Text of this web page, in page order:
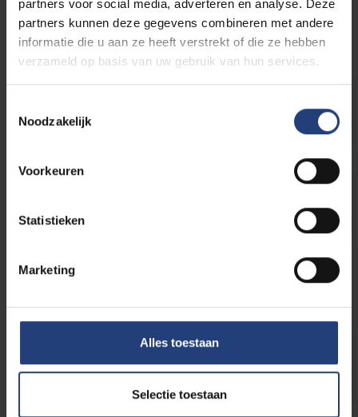
partners voor social media, adverteren en analyse. Deze
partners kunnen deze gegevens combineren met andere
informatie die u aan ze heeft verstrekt of die ze hebben
verzameld op basis van uw gebruik van hun services.
Noodzakelijk
Voorkeuren
Statistieken
Marketing
Alles toestaan
Selectie toestaan
Praktische info voor je
inschrijving
Studiegeld en financiële